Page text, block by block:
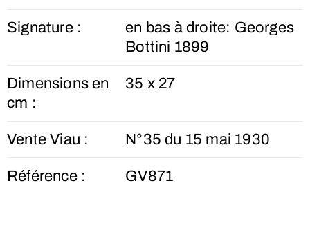
Signature :
en bas à droite: Georges
Bottini 1899
Dimensions en
cm :
35 x 27
Vente Viau : N°35 du 15 mai 1930
Référence : GV871